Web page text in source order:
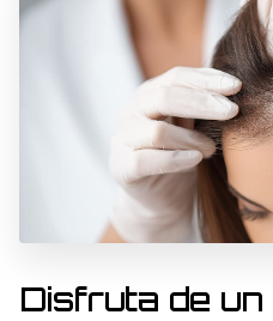
Disfruta de un